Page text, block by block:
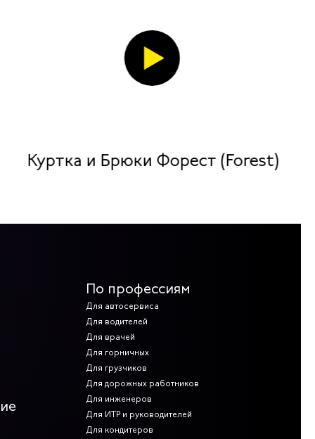
Куртка и Брюки Форест (Forest)
По профессиям
Для автосервиса
Для водителей
Для врачей
Для горничных
Для грузчиков
Для дорожных работников
Для инженеров
Для ИТР и руководителей
Для кондитеров